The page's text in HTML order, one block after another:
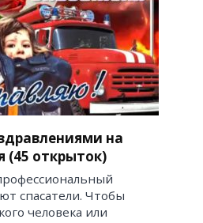
на
(45 открыток)
спасатели. Чтобы
человека или